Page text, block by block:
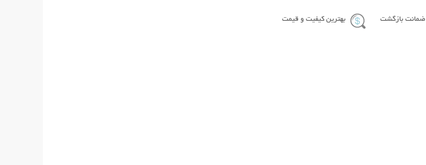
ضمانت بازگشت بهترین کیفیت و قیمت